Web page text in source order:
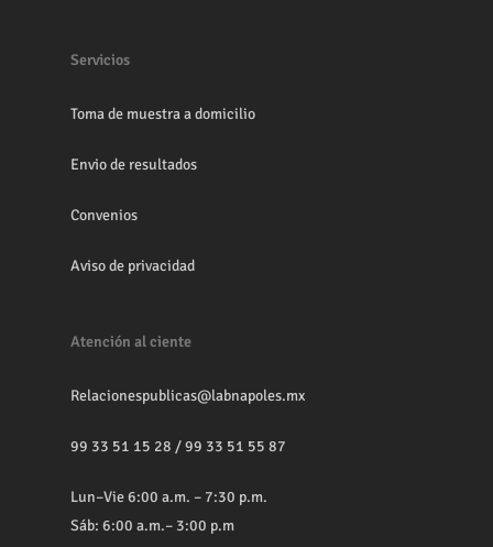
Servicios
Toma de muestra a domicilio
Envio de resultados
Convenios
Aviso de privacidad
Atención al ciente
Relacionespublicas@labnapoles.mx
99 33 51 15 28 /99 33 51 55 87
Lun–Vie 6:00 a.m. – 7:30 p.m.
Sáb: 6:00 a.m.– 3:00 p.m